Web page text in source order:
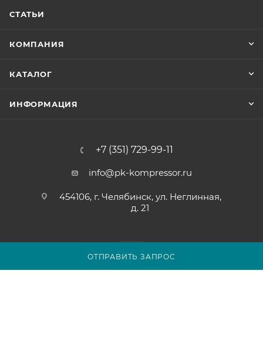
ОТПРАВИТЬ ЗАПРОС
СТАТЬИ
КОМПАНИЯ
КАТАЛОГ
ИНФОРМАЦИЯ
+7 (351) 729-99-11
info@pk-kompressor.ru
454106, г. Челябинск, ул. Неглинная,
д. 21